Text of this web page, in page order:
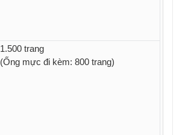
1.500 trang
(Ống mực đi kèm: 800 trang)